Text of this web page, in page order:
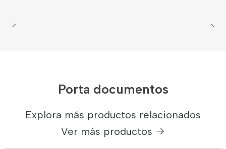
Porta documentos
Explora más productos relacionados
Ver más productos